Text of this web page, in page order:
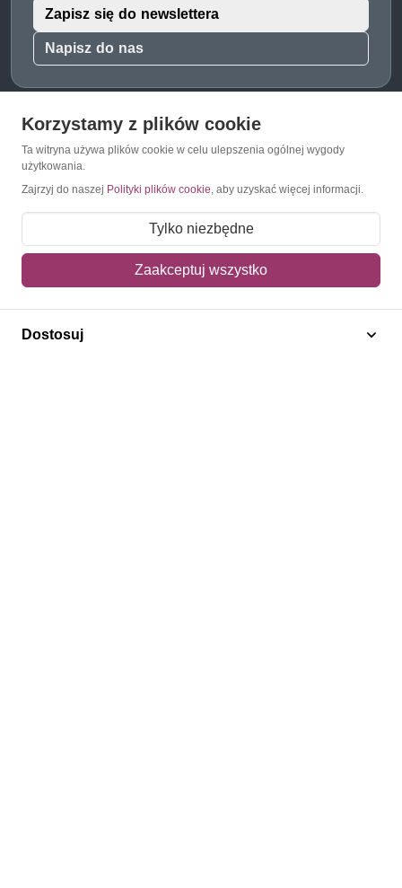
Napisz do nas
Zapisz się do newslettera
O Znaczkopol.pl
O nas
Blog
Regulamin
Polityka prywatności
Mapa strony
Korzystamy z plików cookie
Ta witryna używa plików cookie w celu ulepszenia ogólnej wygody
użytkowania.
Zajrzyj do naszej Polityki plików cookie, aby uzyskać więcej informacji.
Tylko niezbędne
Zaakceptuj wszystko
Dostosuj